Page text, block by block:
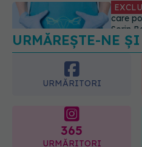
cum
URMĂREȘTE-NE
URMĂRITORI
365
URMĂRITORI
ARTICOLE SIMILARE